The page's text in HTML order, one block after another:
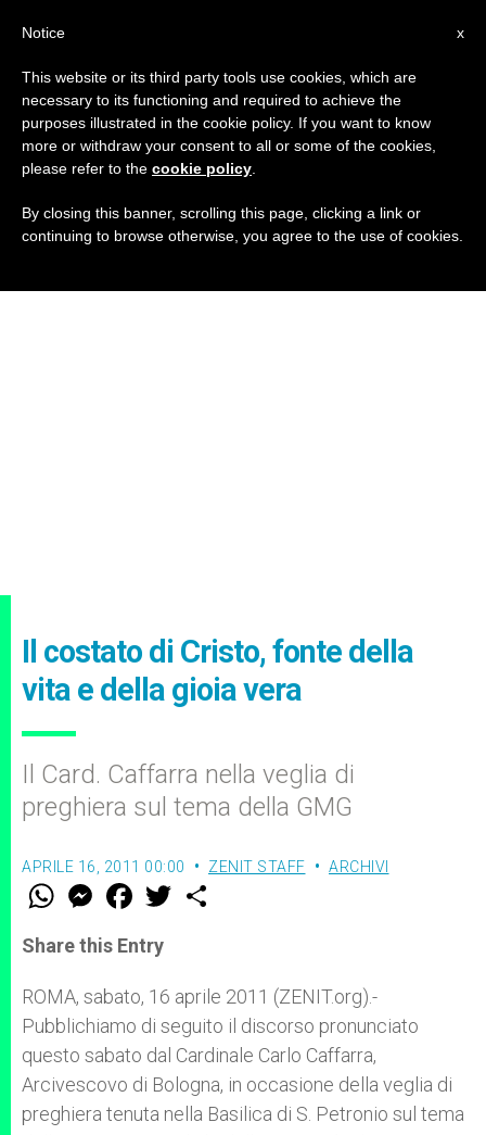
Il costato di Cristo, fonte della
vita e della gioia vera
Il Card. Caffarra nella veglia di
preghiera sul tema della GMG
APRILE 16, 2011 00:00 ZENIT STAFF ARCHIVI
W
t
s
p
p
M
e
s
e
g
e
r
F
a
e
b
o
k
w
r
Share this Entry
ROMA, sabato, 16 aprile 2011 (ZENIT.org).-
Pubblichiamo di seguito il discorso pronunciato
questo sabato dal Cardinale Carlo Caffarra,
Arcivescovo di Bologna, in occasione della veglia di
preghiera tenuta nella Basilica di S. Petronio sul tema
x
Notice
This website or its third party tools use cookies, which are
necessary to its functioning and required to achieve the
purposes illustrated in the cookie policy. If you want to know
more or withdraw your consent to all or some of the cookies,
please refer to the cookie policy
By closing this banner, scrolling this page, clicking a link or
continuing to browse otherwise, you agree to the use of cookies.